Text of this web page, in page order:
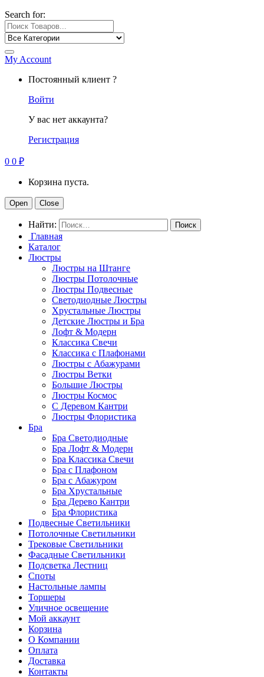
Search for:
My Account
Постоянный клиент ?
Войти
У вас нет аккаунта?
Регистрация
0 0 ₽
Корзина пуста.
Open Close
Найти:
Главная
Каталог
Люстры
Люстры на Штанге
Люстры Потолочные
Люстры Подвесные
Светодиодные Люстры
Хрустальные Люстры
Детские Люстры и Бра
Лофт & Модерн
Классика Свечи
Классика с Плафонами
Люстры с Абажурами
Люстры Ветки
Большие Люстры
Люстры Космос
С Деревом Кантри
Люстры Флористика
Бра
Бра Светодиодные
Бра Лофт & Модерн
Бра Классика Свечи
Бра с Плафоном
Бра с Абажуром
Бра Хрустальные
Бра Дерево Кантри
Бра Флористика
Подвесные Светильники
Потолочные Светильники
Трековые Светильники
Фасадные Светильники
Подсветка Лестниц
Споты
Настольные лампы
Торшеры
Уличное освещение
Мой аккаунт
Корзина
О Компании
Оплата
Доставка
Контакты